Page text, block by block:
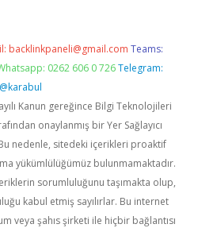
backlinkpaneli@gmail.com Teams:
0262 606 0 726 Telegram:
@karabul
Kanun gereğince Bilgi Teknolojileri
onaylanmış bir Yer Sağlayıcı
nedenle, sitedeki içerikleri proaktif
yükümlülüğümüz bulunmamaktadır.
sorumluluğunu taşımakta olup,
kabul etmiş sayılırlar. Bu internet
veya şahıs şirketi ile hiçbir bağlantısı